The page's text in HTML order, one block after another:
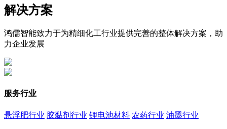
解决方案
鸿儒智能致力于为精细化工行业提供完善的整体解决方案，助
力企业发展
服务行业
悬浮肥行业 胶黏剂行业 锂电池材料 农药行业 油墨行业